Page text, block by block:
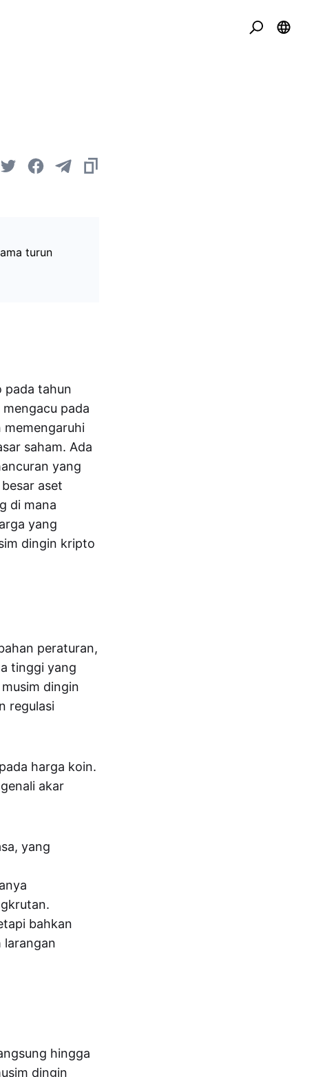
turun
pada tahun
pada
memengaruhi
saham. Ada
yang
aset
di mana
yang
dingin kripto
peraturan,
tinggi yang
dingin
regulasi
harga koin.
akar
yang
bahkan
larangan
hingga
dingin